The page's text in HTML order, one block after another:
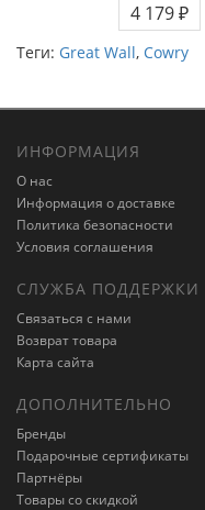
4 179 ₽
Теги: Great Wall, Cowry
ИНФОРМАЦИЯ
О нас
Информация о доставке
Политика безопасности
Условия соглашения
СЛУЖБА ПОДДЕРЖКИ
Связаться с нами
Возврат товара
Карта сайта
ДОПОЛНИТЕЛЬНО
Бренды
Подарочные сертификаты
Партнёры
Товары со скидкой